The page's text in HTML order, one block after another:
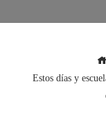
Estos días y